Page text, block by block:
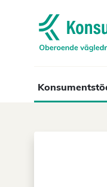
Navigera till